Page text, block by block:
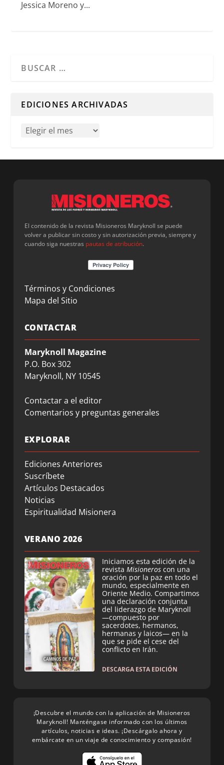
Jessica Moreno y...
EDICIONES ARCHIVADAS
El contenido de la revista Misioneros Maryknoll se puede
volver a publicar sin costo y sin autorización previa, siempre y
cuando siga nuestras pautas de atribución.
Términos y Condiciones
Mapa del Sitio
CONTACTAR
Maryknoll Magazine
P.O. Box 302
Maryknoll, NY 10545
Contactar a el editor
Comentarios y preguntas generales
EXPLORAR
Ediciones Anteriores
Suscríbete
Artículos Destacados
Noticias
Espiritualidad Misionera
VERANO 2026
Iniciamos esta edición de la
revista Misioneros con una
oración por la paz en todo el
mundo, especialmente en
Oriente Medio. Compartimos
una declaración conjunta
del liderazgo de Maryknoll
—compuesto por
sacerdotes, hermanos,
hermanas y laicos— en la
que se pide el cese del
conflicto en Irán.
DESCARGA ESTA EDICIÓN
¡Descubre el mundo con la aplicación de Misioneros
Maryknoll! Manténgase informado con los últimos
artículos, noticias e ideas. ¡Descárgalo ahora y
embárcate en un viaje de conocimiento y compasión!